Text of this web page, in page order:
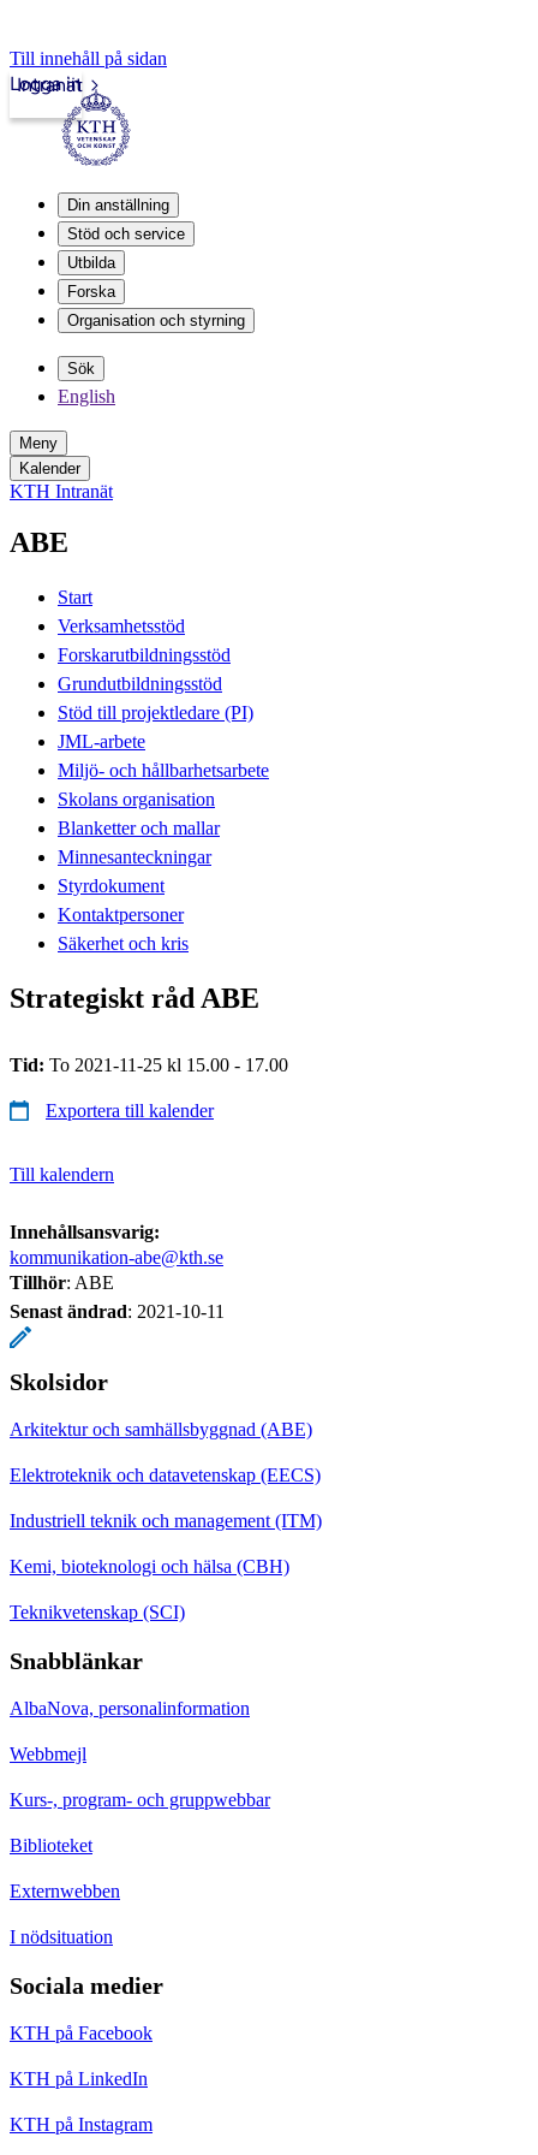
Till innehåll på sidan
Intranät
Logga in
Din anställning
Stöd och service
Utbilda
Forska
Organisation och styrning
Sök
English
Meny
Kalender
KTH Intranät
ABE
Start
Verksamhetsstöd
Forskarutbildningsstöd
Grundutbildningsstöd
Stöd till projektledare (PI)
JML-arbete
Miljö- och hållbarhetsarbete
Skolans organisation
Blanketter och mallar
Minnesanteckningar
Styrdokument
Kontaktpersoner
Säkerhet och kris
Strategiskt råd ABE
Tid: To 2021-11-25 kl 15.00 - 17.00
Exportera till kalender
Till kalendern
Innehållsansvarig:
kommunikation-abe@kth.se
Tillhör: ABE
Senast ändrad: 2021-10-11
Skolsidor
Arkitektur och samhällsbyggnad (ABE)
Elektroteknik och datavetenskap (EECS)
Industriell teknik och management (ITM)
Kemi, bioteknologi och hälsa (CBH)
Teknikvetenskap (SCI)
Snabblänkar
AlbaNova, personalinformation
Webbmejl
Kurs-, program- och gruppwebbar
Biblioteket
Externwebben
I nödsituation
Sociala medier
KTH på Facebook
KTH på LinkedIn
KTH på Instagram